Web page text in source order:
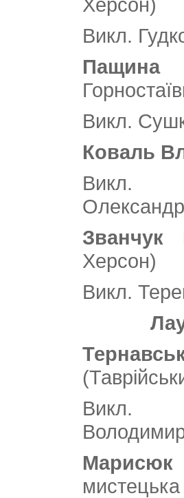
Викл.
Викл.
Коваль
Викл.
Званчук
Херсон)
Викл.
Викл.
Марисюк